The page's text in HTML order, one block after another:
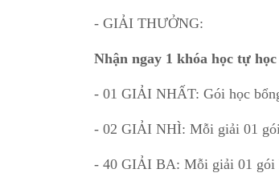
- GIẢI THƯỞNG:
Nhận ngay 1 khóa học tự
- 01 GIẢI NHẤT: Gói học
- 02 GIẢI NHÌ: Mỗi giải 01
- 40 GIẢI BA: Mỗi giải 01 gói